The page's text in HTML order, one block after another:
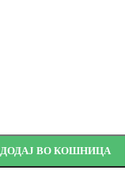
ДОДАЈ ВО КОШНИЦА